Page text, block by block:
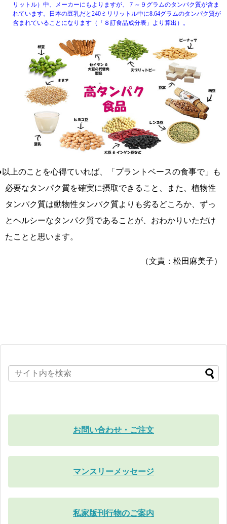
リットル）中、メーカーにもよりますが、７～９グラムのタンパク質が含ま
れています。日本の豆乳だと240ミリリットル中に8.64グラムのタンパク質が
含まれていることになります（「８訂食品成分表」より算出）。
以上のことを心得ていれば、「プラントベースの食事で」も
必要なタンパク質を確実に摂取できること、また、植物性
タンパク質は動物性タンパク質よりも劣るどころか、ずっ
とヘルシーなタンパク質であることが、おわかりいただけ
たことと思います。
（文責：松田麻美子）
お問い合わせ・ご注文
マンスリーメッセージ
私家版刊行物のご案内